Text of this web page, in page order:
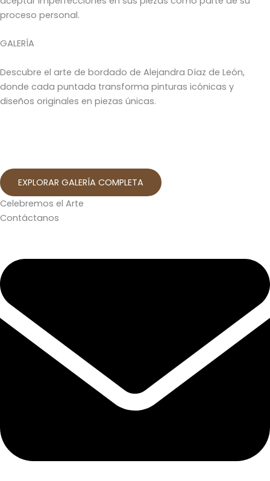
proceso personal.
GALERÍA
Descubre el arte de bordado de Alejandra Díaz de León,
donde cada puntada transforma pinturas icónicas y
diseños originales en piezas únicas.
EXPLORAR GALERÍA COMPLETA
Celebremos el Arte
Contáctanos